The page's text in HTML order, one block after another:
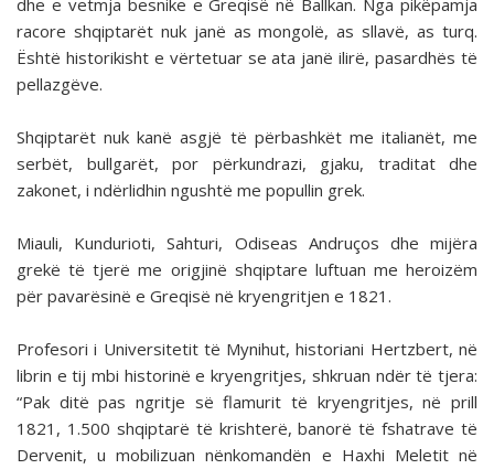
dhe e vetmja besnike e Greqisë në Ballkan. Nga pikëpamja
racore shqiptarët nuk janë as mongolë, as sllavë, as turq.
Është historikisht e vërtetuar se ata janë ilirë, pasardhës të
pellazgëve.
Shqiptarët nuk kanë asgjë të përbashkët me italianët, me
serbët, bullgarët, por përkundrazi, gjaku, traditat dhe
zakonet, i ndërlidhin ngushtë me popullin grek.
Miauli, Kundurioti, Sahturi, Odiseas Andruços dhe mijëra
grekë të tjerë me origjinë shqiptare luftuan me heroizëm
për pavarësinë e Greqisë në kryengritjen e 1821.
Profesori i Universitetit të Mynihut, historiani Hertzbert, në
librin e tij mbi historinë e kryengritjes, shkruan ndër të tjera:
“Pak ditë pas ngritje së flamurit të kryengritjes, në prill
1821, 1.500 shqiptarë të krishterë, banorë të fshatrave të
Dervenit, u mobilizuan nënkomandën e Haxhi Meletit në